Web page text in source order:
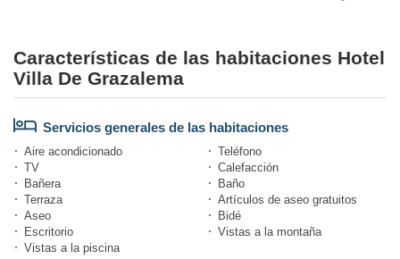
Características de las habitaciones Hotel
Villa De Grazalema
Servicios generales de las habitaciones
Aire acondicionado
Teléfono
TV
Calefacción
Bañera
Baño
Terraza
Artículos de aseo gratuitos
Aseo
Bidé
Escritorio
Vistas a la montaña
Vistas a la piscina